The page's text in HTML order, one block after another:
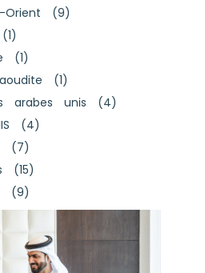
(9)
(1)
(1)
(1)
arabes unis (4)
(4)
(7)
(15)
(9)